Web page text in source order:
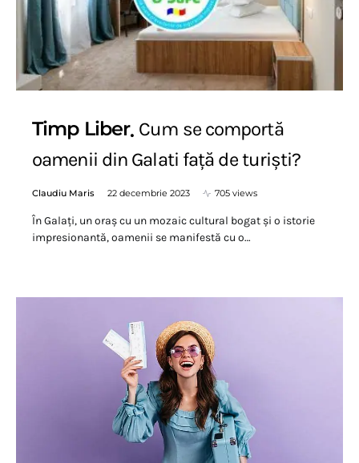
Timp Liber Cum se comportă
oamenii din Galati față de turiști?
Claudiu Maris 22 decembrie 2023 705 views
În Galați, un oraș cu un mozaic cultural bogat și o istorie
impresionantă, oamenii se manifestă cu o…